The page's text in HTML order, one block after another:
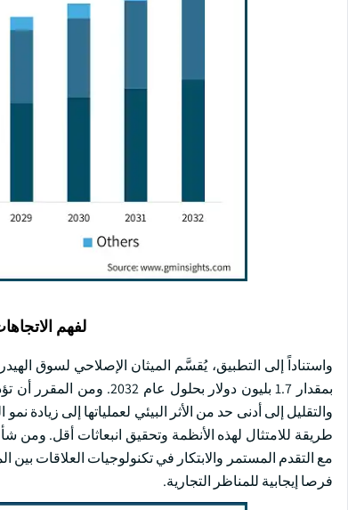
لفهم
واستناداً إلى التطبيق، يُقسَّم الميثان الإصلاحي لسوق
بمقدار 1.7 بليون دولار
والتقليل إلى أدنى حد من الأثر البيئي لعملياتها إلى زيادة
طريقة للامتثال لهذه الأنظمة وتحقيق انبعاثات أقل. ومن
مع التقدم المستمر والابتكار في تكنولوجيات العلاقات
فرصا إيجابية للمناظر التجارية.